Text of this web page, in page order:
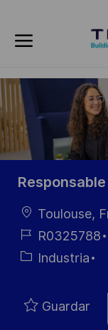
-
Ubicación
Toulouse,
ID de
empleo
R0325788
Categoría
Industria
Guardar